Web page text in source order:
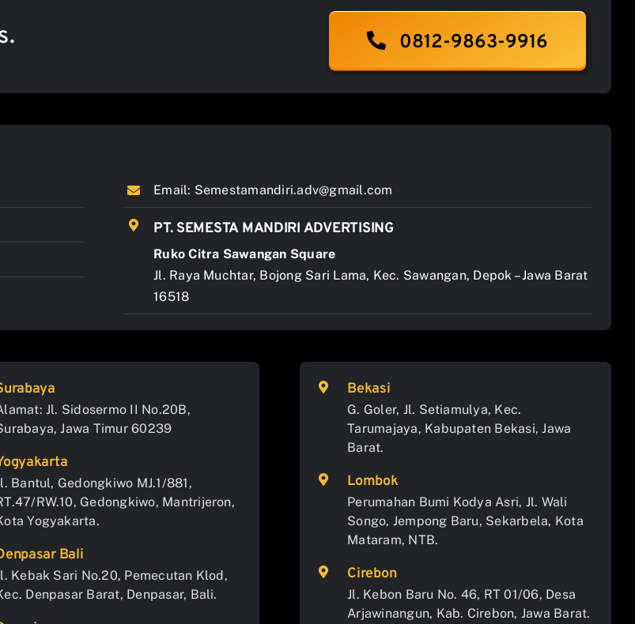
0812-9863-9916
Email: Semestamandiri.adv@gmail.com
PT. SEMESTA MANDIRI ADVERTISING
Ruko Citra Sawangan Square
Jl. Raya Muchtar, Bojong Sari Lama, Kec. Sawangan, Depok – Jawa Barat
16518
Jl. Sidosermo II No.20B,
Jawa Timur 60239
Bantul, Gedongkiwo MJ.1/881,
RW.10, Gedongkiwo, Mantrijeron,
Yogyakarta.
Bali
Kebak Sari No.20, Pemecutan Klod,
Denpasar Barat, Denpasar, Bali.
Bekasi
G. Goler, Jl. Setiamulya, Kec.
Tarumajaya, Kabupaten Bekasi, Jawa
Barat.
Lombok
Perumahan Bumi Kodya Asri, Jl. Wali
Songo, Jempong Baru, Sekarbela, Kota
Mataram, NTB.
Cirebon
Jl. Kebon Baru No. 46, RT 01/06, Desa
Arjawinangun, Kab. Cirebon, Jawa Barat.